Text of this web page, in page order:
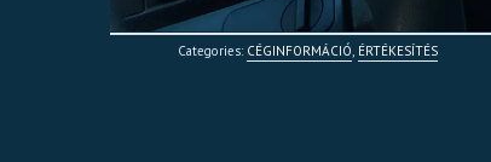
Categories: CÉGINFORMÁCIÓ, ÉRTÉKESÍTÉS